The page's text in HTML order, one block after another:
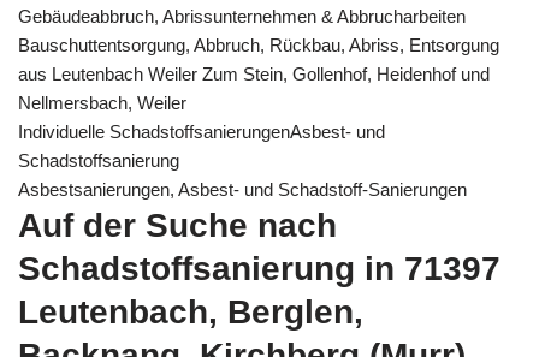
Gebäudeabbruch, Abrissunternehmen & Abbrucharbeiten
Bauschuttentsorgung, Abbruch, Rückbau, Abriss, Entsorgung
aus Leutenbach Weiler Zum Stein, Gollenhof, Heidenhof und
Nellmersbach, Weiler
Individuelle SchadstoffsanierungenAsbest- und
Schadstoffsanierung
Asbestsanierungen, Asbest- und Schadstoff-Sanierungen
Auf der Suche nach
Schadstoffsanierung in 71397
Leutenbach, Berglen,